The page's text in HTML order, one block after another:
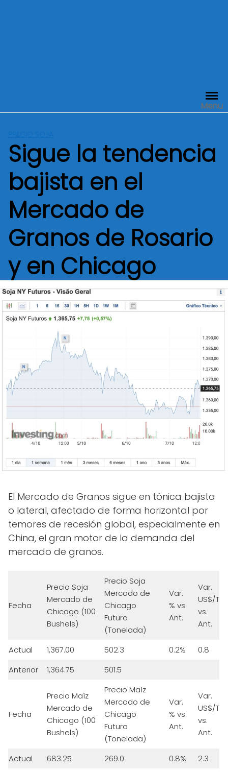
Menu
Sigue la tendencia
bajista en el
Mercado de
Granos de Rosario
y en Chicago
El Mercado de Granos sigue en tónica bajista
o lateral, afectado de forma horizontal por
temores de recesión global, especialmente en
China, el gran motor de la demanda del
mercado de granos.
Fecha
Precio Soja
Mercado de
Chicago (100
Bushels)
Precio Soja
Mercado de
Chicago
Futuro
(Tonelada)
Var.
% vs.
Ant.
Var.
US$/T
vs.
Ant.
Actual 1,367.00 502.3 0.2%
0.8
Anterior
1,364.75 501.5
Fecha
Precio Maíz
Mercado de
Chicago (100
Bushels)
Precio Maíz
Mercado de
Chicago
Futuro
(Tonelada)
Var.
% vs.
Ant.
Var.
US$/T
vs.
Ant.
Actual 683.25 269.0 0.8%
2.3